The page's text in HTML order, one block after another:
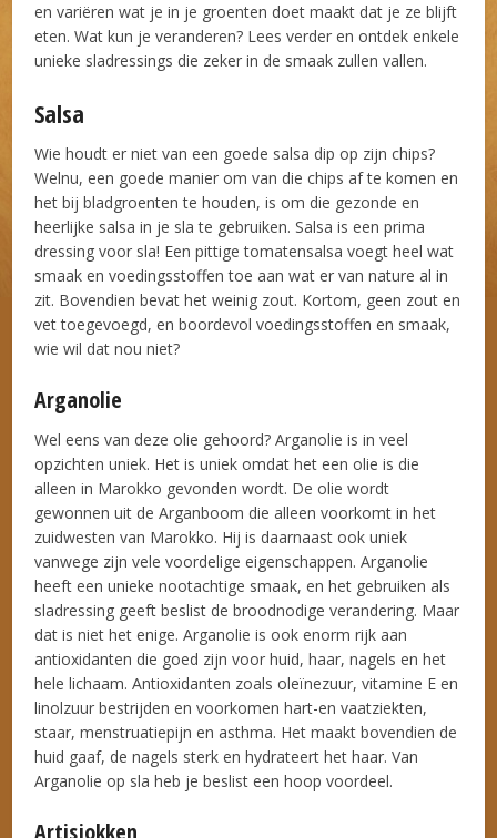
en variëren wat je in je groenten doet maakt dat je ze blijft
eten. Wat kun je veranderen? Lees verder en ontdek enkele
unieke sladressings die zeker in de smaak zullen vallen.
Salsa
Wie houdt er niet van een goede salsa dip op zijn chips?
Welnu, een goede manier om van die chips af te komen en
het bij bladgroenten te houden, is om die gezonde en
heerlijke salsa in je sla te gebruiken. Salsa is een prima
dressing voor sla! Een pittige tomatensalsa voegt heel wat
smaak en voedingsstoffen toe aan wat er van nature al in
zit. Bovendien bevat het weinig zout. Kortom, geen zout en
vet toegevoegd, en boordevol voedingsstoffen en smaak,
wie wil dat nou niet?
Arganolie
Wel eens van deze olie gehoord? Arganolie is in veel
opzichten uniek. Het is uniek omdat het een olie is die
alleen in Marokko gevonden wordt. De olie wordt
gewonnen uit de Arganboom die alleen voorkomt in het
zuidwesten van Marokko. Hij is daarnaast ook uniek
vanwege zijn vele voordelige eigenschappen. Arganolie
heeft een unieke nootachtige smaak, en het gebruiken als
sladressing geeft beslist de broodnodige verandering. Maar
dat is niet het enige. Arganolie is ook enorm rijk aan
antioxidanten die goed zijn voor huid, haar, nagels en het
hele lichaam. Antioxidanten zoals oleïnezuur, vitamine E en
linolzuur bestrijden en voorkomen hart-en vaatziekten,
staar, menstruatiepijn en asthma. Het maakt bovendien de
huid gaaf, de nagels sterk en hydrateert het haar. Van
Arganolie op sla heb je beslist een hoop voordeel.